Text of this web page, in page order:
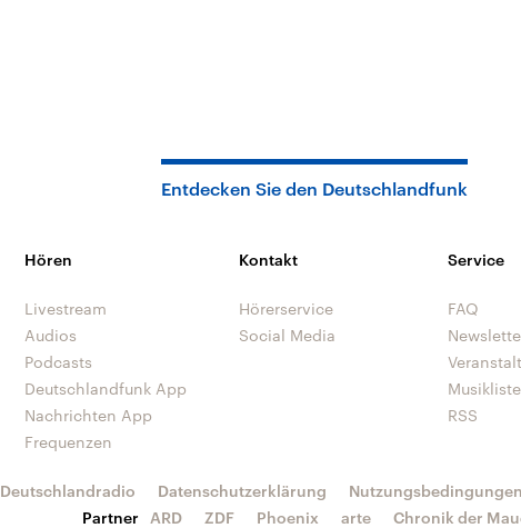
Entdecken Sie den Deutschlandfunk
Hören
Livestream
Audios
Podcasts
Deutschlandfunk App
Nachrichten App
Frequenzen
Kontakt
Hörerservice
Social Media
Service
FAQ
Musikliste
RSS
Deutschlandradio Datenschutzerklärung Nutzungsbedingungen
Partner
ARD ZDF Phoenix arte Chronik der